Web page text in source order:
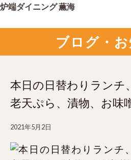
炉端ダイニング 薫海
ブログ・
本日の日替わりランチ
老天ぷら、漬物、お味
2021年5月2日